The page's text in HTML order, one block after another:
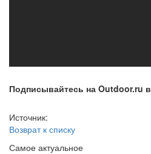
Подписывайтесь на Outdoor.ru в
Источник:
Возврат к списку
Самое актуальное